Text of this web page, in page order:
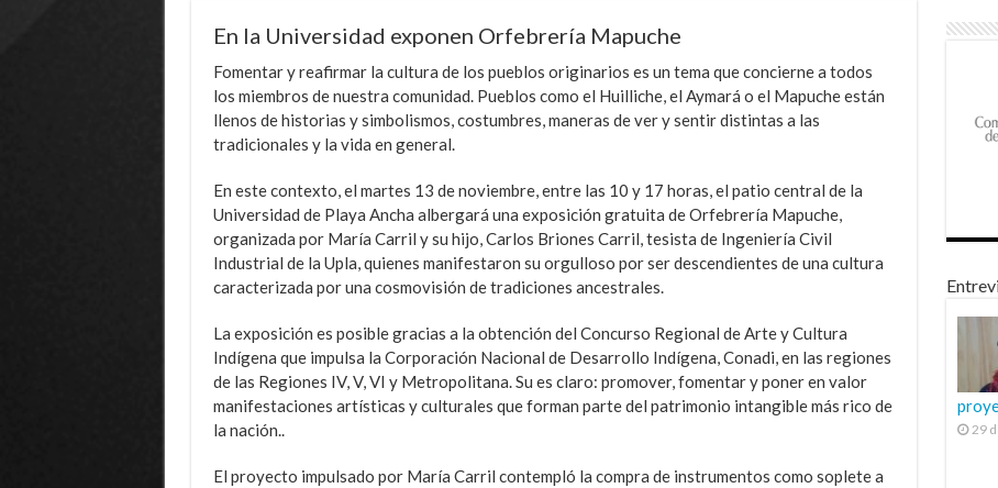
En la Universidad exponen Orfebrería Mapuche
Fomentar y reafirmar la cultura de los pueblos originarios es un tema que concierne a todos
los miembros de nuestra comunidad. Pueblos como el Huilliche, el Aymará o el Mapuche están
llenos de historias y simbolismos, costumbres, maneras de ver y sentir distintas a las
tradicionales y la vida en general.
En este contexto, el martes 13 de noviembre, entre las 10 y 17 horas, el patio central de la
Universidad de Playa Ancha albergará una exposición gratuita de Orfebrería Mapuche,
organizada por María Carril y su hijo, Carlos Briones Carril, tesista de Ingeniería Civil
Industrial de la Upla, quienes manifestaron su orgulloso por ser descendientes de una cultura
caracterizada por una cosmovisión de tradiciones ancestrales.
La exposición es posible gracias a la obtención del Concurso Regional de Arte y Cultura
Indígena que impulsa la Corporación Nacional de Desarrollo Indígena, Conadi, en las regiones
de las Regiones IV, V, VI y Metropolitana. Su es claro: promover, fomentar y poner en valor
manifestaciones artísticas y culturales que forman parte del patrimonio intangible más rico de
la nación..
El proyecto impulsado por María Carril contempló la compra de instrumentos como soplete a
29